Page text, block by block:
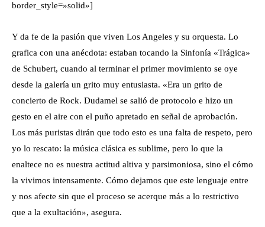
border_style=»solid»]
Y da fe de la pasión que viven Los Angeles y su orquesta. Lo
grafica con una anécdota: estaban tocando la Sinfonía «Trágica»
de Schubert, cuando al terminar el primer movimiento se oye
desde la galería un grito muy entusiasta. «Era un grito de
concierto de Rock. Dudamel se salió de protocolo e hizo un
gesto en el aire con el puño apretado en señal de aprobación.
Los más puristas dirán que todo esto es una falta de respeto, pero
yo lo rescato: la música clásica es sublime, pero lo que la
enaltece no es nuestra actitud altiva y parsimoniosa, sino el cómo
la vivimos intensamente. Cómo dejamos que este lenguaje entre
y nos afecte sin que el proceso se acerque más a lo restrictivo
que a la exultación», asegura.